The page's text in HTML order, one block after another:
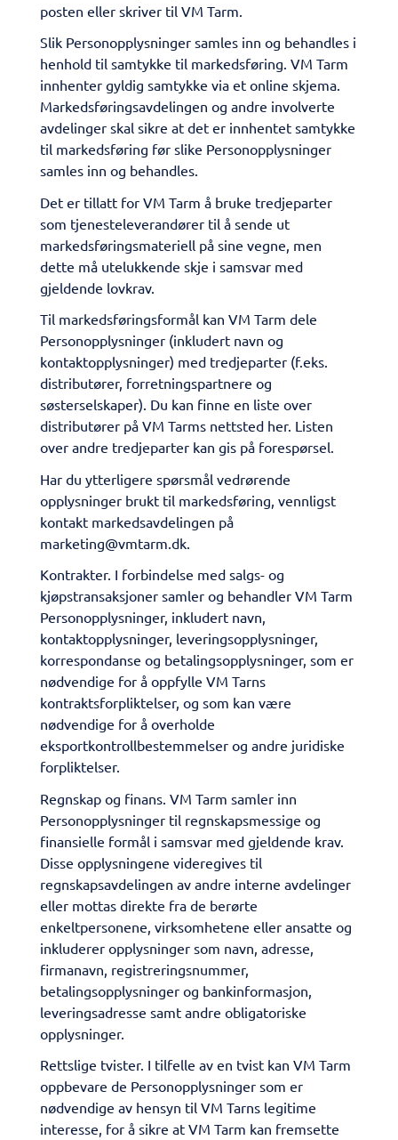
posten eller skriver til VM Tarm.
Slik Personopplysninger samles inn og behandles i
henhold til samtykke til markedsføring. VM Tarm
innhenter gyldig samtykke via et online skjema.
Markedsføringsavdelingen og andre involverte
avdelinger skal sikre at det er innhentet samtykke
til markedsføring før slike Personopplysninger
samles inn og behandles.
Det er tillatt for VM Tarm å bruke tredjeparter
som tjenesteleverandører til å sende ut
markedsføringsmateriell på sine vegne, men
dette må utelukkende skje i samsvar med
gjeldende lovkrav.
Til markedsføringsformål kan VM Tarm dele
Personopplysninger (inkludert navn og
kontaktopplysninger) med tredjeparter (f.eks.
distributører, forretningspartnere og
søsterselskaper). Du kan finne en liste over
distributører på VM Tarms nettsted her. Listen
over andre tredjeparter kan gis på forespørsel.
Har du ytterligere spørsmål vedrørende
opplysninger brukt til markedsføring, vennligst
kontakt markedsavdelingen på
marketing@vmtarm.dk.
Kontrakter. I forbindelse med salgs- og
kjøpstransaksjoner samler og behandler VM Tarm
Personopplysninger, inkludert navn,
kontaktopplysninger, leveringsopplysninger,
korrespondanse og betalingsopplysninger, som er
nødvendige for å oppfylle VM Tarns
kontraktsforpliktelser, og som kan være
nødvendige for å overholde
eksportkontrollbestemmelser og andre juridiske
forpliktelser.
Regnskap og finans. VM Tarm samler inn
Personopplysninger til regnskapsmessige og
finansielle formål i samsvar med gjeldende krav.
Disse opplysningene videregives til
regnskapsavdelingen av andre interne avdelinger
eller mottas direkte fra de berørte
enkeltpersonene, virksomhetene eller ansatte og
inkluderer opplysninger som navn, adresse,
firmanavn, registreringsnummer,
betalingsopplysninger og bankinformasjon,
leveringsadresse samt andre obligatoriske
opplysninger.
Rettslige tvister. I tilfelle av en tvist kan VM Tarm
oppbevare de Personopplysninger som er
nødvendige av hensyn til VM Tarns legitime
interesse, for å sikre at VM Tarm kan fremsette